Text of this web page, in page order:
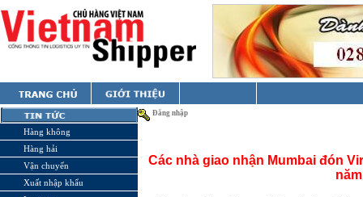
Hàng không
Hàng hải
Vận chuyển
Xuất nhập khẩu
Đăng nhập
Các nhà giao nhận Mumbai đón
năm